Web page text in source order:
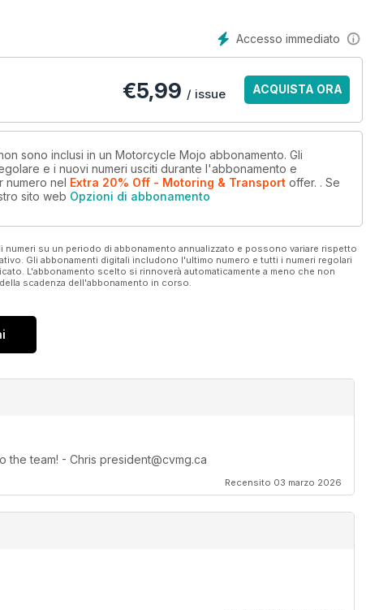
Accesso immediato
€5,99 / issue ACQUISTA ORA
sono inclusi in un Motorcycle Mojo abbonamento. Gli
e i nuovi numeri usciti durante l'abbonamento e
numero nel Extra 20% Off - Motoring & Transport offer. . Se
sito web Opzioni di abbonamento
su un periodo di abbonamento annualizzato e possono variare rispetto
Gli abbonamenti digitali includono l'ultimo numero e tutti i numeri regolari
L'abbonamento scelto si rinnoverà automaticamente a meno che non
scadenza dell'abbonamento in corso.
the team! - Chris president@cvmg.ca
Recensito 03 marzo 2026